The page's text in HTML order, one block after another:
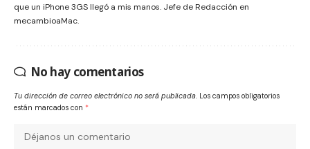
que un iPhone 3GS llegó a mis manos. Jefe de Redacción en
mecambioaMac.
No hay comentarios
Tu dirección de correo electrónico no será publicada. Los campos obligatorios
están marcados con *